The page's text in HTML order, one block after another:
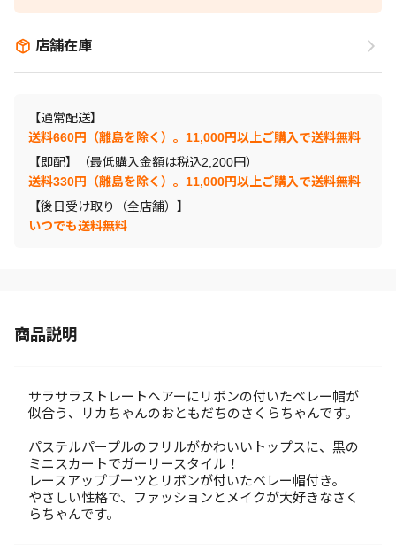
店舗在庫
【通常配送】
送料660円（離島を除く）。11,000円以上ご購入で送料無料
【即配】（最低購入金額は税込2,200円）
送料330円（離島を除く）。11,000円以上ご購入で送料無料
【後日受け取り（全店舗）】
いつでも送料無料
商品説明
サラサラストレートヘアーにリボンの付いたベレー帽が
似合う、リカちゃんのおともだちのさくらちゃんです。
パステルパープルのフリルがかわいいトップスに、黒の
ミニスカートでガーリースタイル！
レースアップブーツとリボンが付いたベレー帽付き。
やさしい性格で、ファッションとメイクが大好きなさく
らちゃんです。